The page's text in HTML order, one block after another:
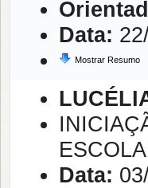
Data:
Mostrar Resumo
Data: